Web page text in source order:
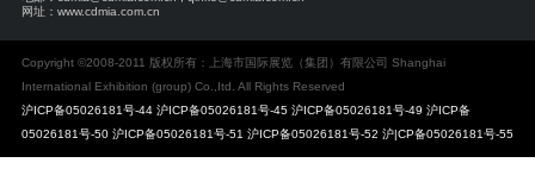
网址：www.cdmia.com.cn
Copyright ©2008-2011 版权所有：上海市国际展览（集团）有限公司 Shanghai
International Exhibition (group) Co.,Itd. All Rights Reserved
沪ICP备05026181号-44 沪ICP备05026181号-45 沪ICP备05026181号-49 沪ICP备
05026181号-50 沪ICP备05026181号-51 沪ICP备05026181号-52 沪|CP备05026181号-55